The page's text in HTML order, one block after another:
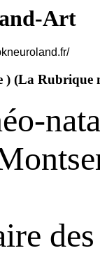
Art
) (La Rubrique